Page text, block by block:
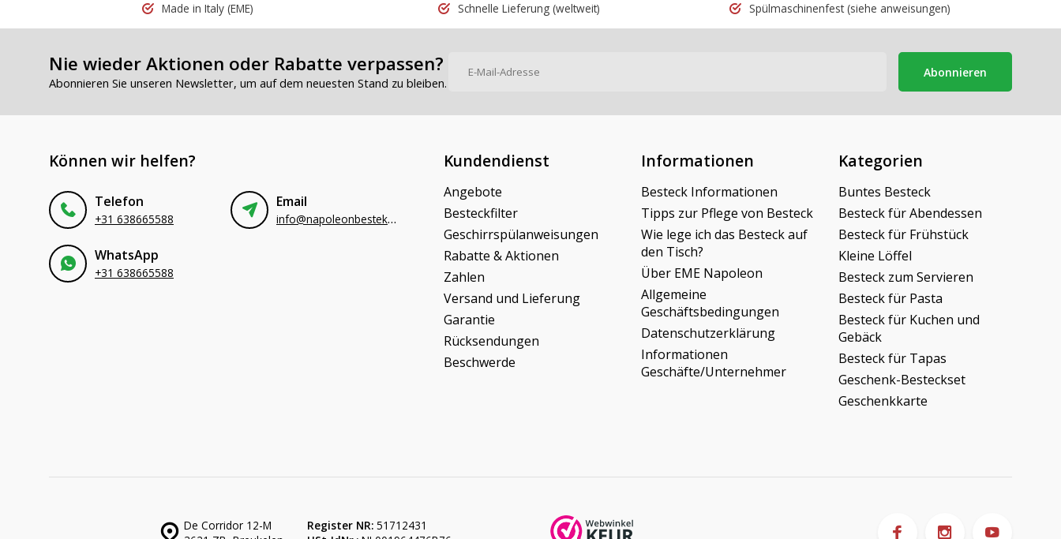
Made in Italy (EME) Schnelle Lieferung (weltweit) Spülmaschinenfest(siehe anweisungen)
Nie wieder Aktionen oder Rabatte verpassen?
Abonnieren Sie unseren Newsletter, um auf dem neuesten Stand zu bleiben.
Abonnieren
Können wir helfen?
Telefon
+31 638665588
Email
info@napoleonbestek.nl
WhatsApp
+31 638665588
Kundendienst
Angebote
Besteckfilter
Geschirrspülanweisungen
Rabatte & Aktionen
Zahlen
Versand und Lieferung
Garantie
Rücksendungen
Beschwerde
Informationen
Besteck Informationen
Tipps zur Pflege von Besteck
Wie lege ich das Besteck auf
den Tisch?
Über EME Napoleon
Allgemeine
Geschäftsbedingungen
Datenschutzerklärung
Informationen
Geschäfte/Unternehmer
Kategorien
Buntes Besteck
Besteck für Abendessen
Besteck für Frühstück
Kleine Löffel
Besteck zum Servieren
Besteck für Pasta
Besteck für Kuchen und
Gebäck
Besteck für Tapas
Geschenk-Besteckset
Geschenkkarte
De Corridor 12-M
Register NR: 51712431